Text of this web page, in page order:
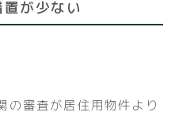
が少ない
の審査が居住用物件より